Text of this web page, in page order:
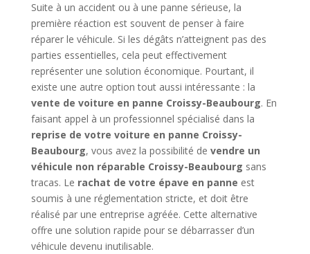
Suite à un accident ou à une panne sérieuse, la
première réaction est souvent de penser à faire
réparer le véhicule. Si les dégâts n’atteignent pas des
parties essentielles, cela peut effectivement
représenter une solution économique. Pourtant, il
existe une autre option tout aussi intéressante : la
vente de voiture en panne Croissy-Beaubourg. En
faisant appel à un professionnel spécialisé dans la
reprise de votre voiture en panne Croissy-
Beaubourg, vous avez la possibilité de vendre un
véhicule non réparable Croissy-Beaubourg sans
tracas. Le rachat de votre épave en panne est
soumis à une réglementation stricte, et doit être
réalisé par une entreprise agréée. Cette alternative
offre une solution rapide pour se débarrasser d’un
véhicule devenu inutilisable.